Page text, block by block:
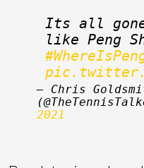
Its all
— Chris
2021